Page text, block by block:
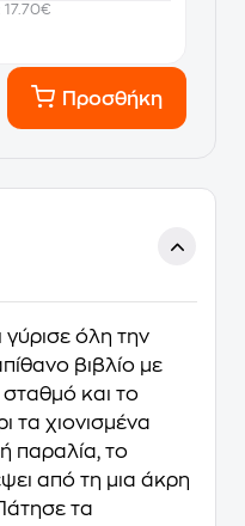
17.70€
Προσθήκη
όλη την
βιβλίο με
και το
τα χιονισμένα
παραλία, το
από τη μια άκρη
τα